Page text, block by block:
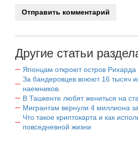
Другие статьи
Японцам откроют остров Рихарда
За бандеровцев воюют 16 тысяч
наемников.
В Ташкенте любят жениться на
Мигрантам вернули 4 миллиона
Что такое криптокарта и как
повседневной жизни